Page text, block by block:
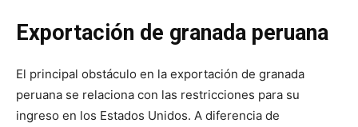
Exportación de granada peruana
El principal obstáculo en la exportación de granada
peruana se relaciona con las restricciones para su
ingreso en los Estados Unidos. A diferencia de